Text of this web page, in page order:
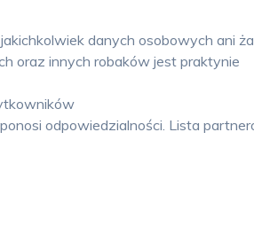
danych osobowych ani
oraz innych robaków jest praktynie
odpowiedzialności. Lista